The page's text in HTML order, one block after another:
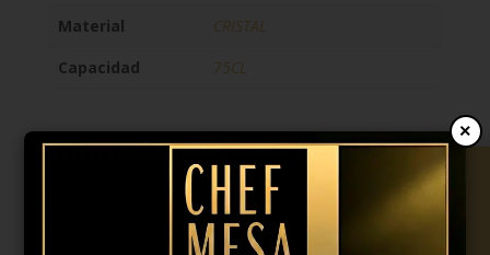
Material
CRISTAL
Capacidad
75CL
3,81 € IVA incl.
×